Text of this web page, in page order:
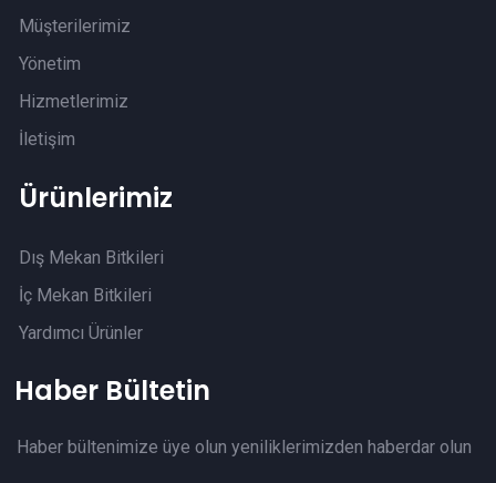
Müşterilerimiz
Yönetim
Hizmetlerimiz
İletişim
Ürünlerimiz
Dış Mekan Bitkileri
İç Mekan Bitkileri
Yardımcı Ürünler
Haber Bültetin
Haber bültenimize üye olun yeniliklerimizden haberdar olun